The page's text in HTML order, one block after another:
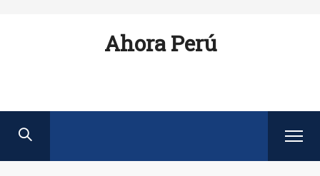
Ahora Perú